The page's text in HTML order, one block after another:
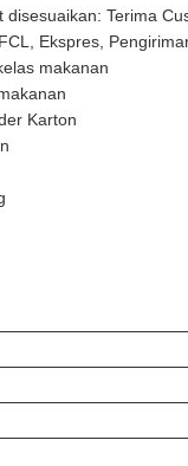
disesuaikan: Terima
Ekspres,
makanan
Karton